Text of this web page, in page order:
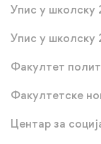
Упис у школску
Упис у школску
Факултет
Факултетске
Центар за